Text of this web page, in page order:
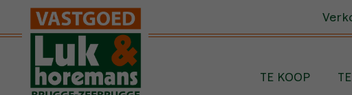
Menu overslaan en naar de inhoud gaan
TE KOOP